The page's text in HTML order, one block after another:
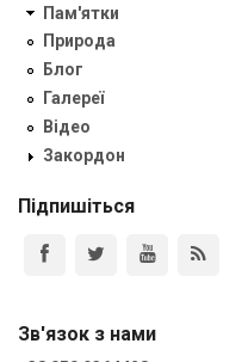
Пам'ятки
Природа
Блог
Галереї
Відео
Закордон
Підпишіться
Зв'язок з нами